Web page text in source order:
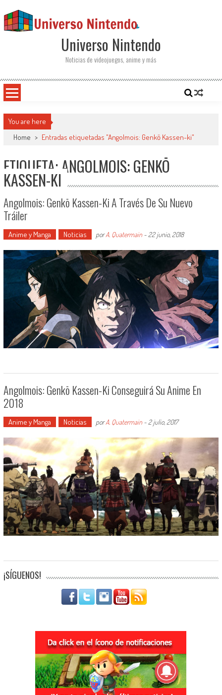
Universo Nintendo
Noticias de videojuegos, anime y más
You are here
Home > Entradas etiquetadas "Angolmois: Genkō Kassen-ki"
ETIQUETA: ANGOLMOIS: GENKŌ
KASSEN-KI
Angolmois: Genkō Kassen-Ki A Través De Su Nuevo
Tráiler
Anime y Manga Noticias porA. Quatermain- 22 junio, 2018
Angolmois: Genkō Kassen-Ki Conseguirá Su Anime En
2018
Anime y Manga Noticias porA. Quatermain- 2 julio, 2017
¡SÍGUENOS!